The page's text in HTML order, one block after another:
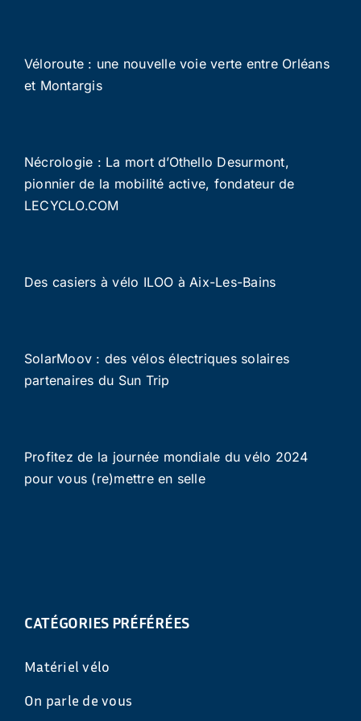
Véloroute : une nouvelle voie verte entre Orléans
et Montargis
Nécrologie : La mort d’Othello Desurmont,
pionnier de la mobilité active, fondateur de
LECYCLO.COM
Des casiers à vélo ILOO à Aix-Les-Bains
SolarMoov : des vélos électriques solaires
partenaires du Sun Trip
Profitez de la journée mondiale du vélo 2024
pour vous (re)mettre en selle
CATÉGORIES PRÉFÉRÉES
Matériel vélo
On parle de vous